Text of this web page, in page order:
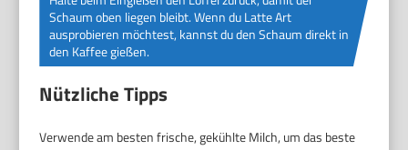
Schaum oben liegen bleibt. Wenn du Latte Art
ausprobieren möchtest, kannst du den Schaum direkt in
den Kaffee gießen.
Nützliche Tipps
Verwende am besten frische, gekühlte Milch, um das beste